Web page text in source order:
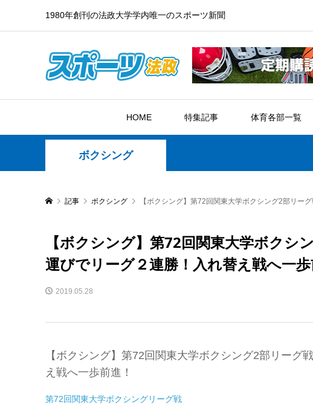
1980年創刊の法政大学学内唯一のスポーツ新聞
HOME 特集記事 体育各部一覧
ボクシング
記事 ボクシング 【ボクシング】第72回関東大学ボクシング2部リー
【ボクシング】第72回関東大学ボク
運びでリーグ２連勝！入れ替え戦へ一歩
2019.05.28
【ボクシング】第72回関東大学ボクシング2部リー
え戦へ一歩前進！
第72回関東大学ボクシングリーグ戦